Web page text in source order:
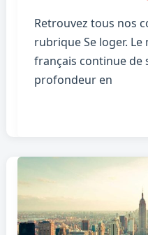
Retrouvez tous nos
rubrique Se loger.
français continue de
profondeur en